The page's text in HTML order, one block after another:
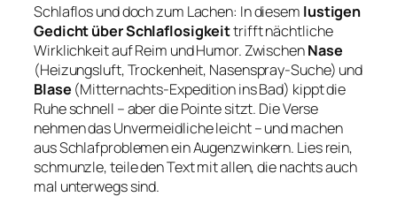
Schlaflos und doch zum Lachen: In diesem lustigen
Gedicht über Schlaflosigkeittrifft nächtliche
Wirklichkeit auf Reim und Humor. ZwischenNase
(Heizungsluft, Trockenheit, Nasenspray-Suche) und
Blase (Mitternachts-Expedition ins Bad) kippt die
Ruhe schnell – aber die Pointe sitzt. Die Verse
nehmen das Unvermeidliche leicht – und machen
aus Schlafproblemen ein Augenzwinkern. Lies rein,
schmunzle, teile den Text mit allen, die nachts auch
mal unterwegs sind.